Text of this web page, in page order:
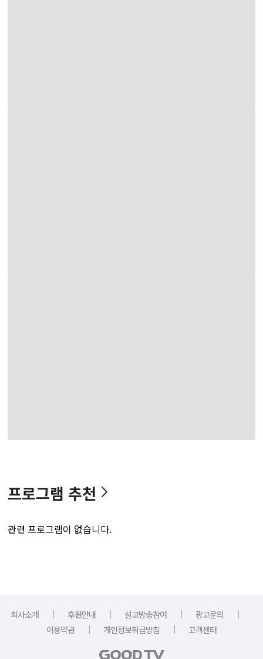
프로그램 추천
관련 프로그램이 없습니다.
회사소개 ｜ 후원안내 ｜ 설교방송참여 ｜ 광고문의
｜
이용약관
｜ 개인정보취급방침 ｜ 고객센터